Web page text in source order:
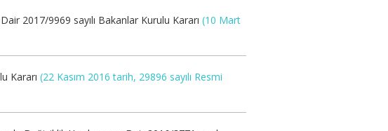
2017/9969 sayılı Bakanlar Kurulu Kararı (10 Mart
Kararı (22 Kasım 2016 tarih, 29896 sayılı Resmi